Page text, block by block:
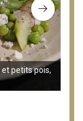
petits pois,